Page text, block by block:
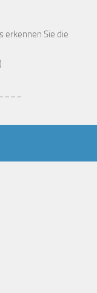
erkennen Sie die